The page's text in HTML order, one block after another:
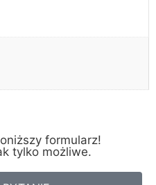
formularz!
tylko możliwe.